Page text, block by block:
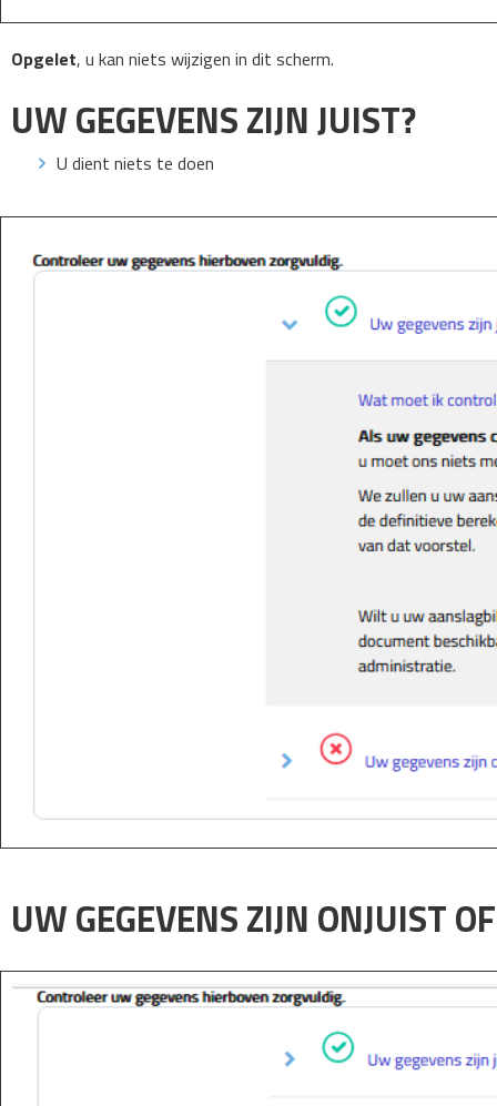
Opgelet, u kan niets wijzigen in dit scherm.
UW GEGEVENS ZIJN JUIST?
U dient niets te doen
UW GEGEVENS ZIJN ONJUIST